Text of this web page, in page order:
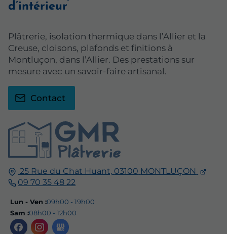
25 Rue du Chat Huant, 03100 MONTLUÇON
09 70 35 48 22
Lun - Ven :09h00 - 19h00
Sam :08h00 - 12h00
d’intérieur
Plâtrerie, isolation thermique dans l’Allier et la
Creuse, cloisons, plafonds et finitions à
Montluçon, dans l’Allier. Des prestations sur
mesure avec un savoir-faire artisanal.
Contact